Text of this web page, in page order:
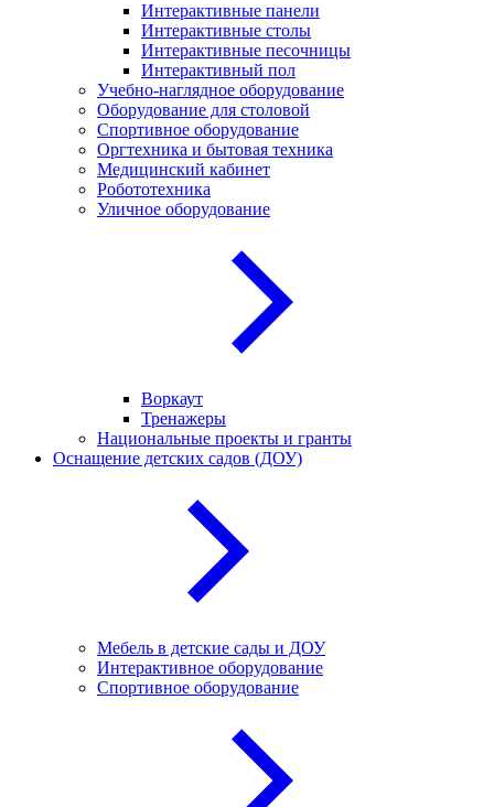
Интерактивные панели
Интерактивные столы
Интерактивные песочницы
Интерактивный пол
Учебно-наглядное оборудование
Оборудование для столовой
Спортивное оборудование
Оргтехника и бытовая техника
Медицинский кабинет
Робототехника
Уличное оборудование
Воркаут
Тренажеры
Национальные проекты и гранты
Оснащение детских садов (ДОУ)
Мебель в детские сады и ДОУ
Интерактивное оборудование
Спортивное оборудование